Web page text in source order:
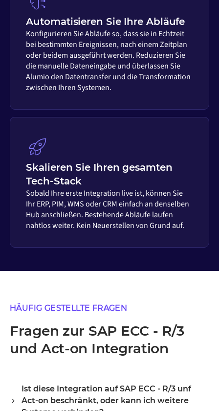
Automatisieren Sie Ihre Abläufe
Konfigurieren Sie Abläufe so, dass sie in Echtzeit
bei bestimmten Ereignissen, nach einem Zeitplan
oder beidem ausgeführt werden. Reduzieren Sie
die manuelle Dateneingabe und überlassen Sie
Alumio den Datentransfer und die Transformation
zwischen Ihren Systemen.
Skalieren Sie Ihren gesamten
Tech-Stack
Sobald Ihre erste Integration live ist, können Sie
Ihr ERP, PIM, WMS oder CRM einfach an denselben
Hub anschließen. Bestehende Abläufe laufen
nahtlos weiter. Kein Neuerstellen von Grund auf.
HÄUFIG GESTELLTE FRAGEN
Fragen zur SAP ECC - R/3
und Act-on Integration
Ist diese Integration auf SAP ECC - R/3 unf
Act-on beschränkt, oder kann ich weitere